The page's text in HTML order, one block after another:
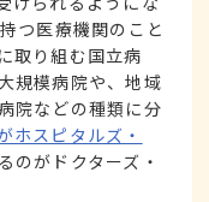
つ医療機関のこと
取り組む国立病
規模病院や、地域
院などの種類に分
ホスピタルズ・
のがドクターズ・